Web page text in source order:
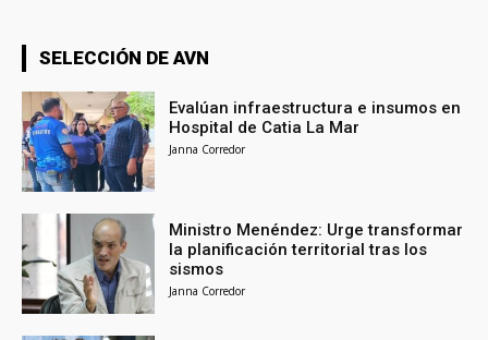
SELECCIÓN DE AVN
Evalúan infraestructura e insumos en
Hospital de Catia La Mar
Janna Corredor
Ministro Menéndez: Urge transformar
la planificación territorial tras los
sismos
Janna Corredor